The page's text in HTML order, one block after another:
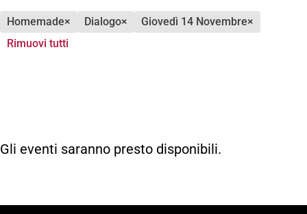
homemade× dialogo× giovedì 14 Novembre×
Rimuovi tutti
Gli eventi saranno presto disponibili.